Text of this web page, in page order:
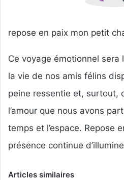
repose en paix mon petit
Ce voyage émotionnel sera
la vie de nos amis félins
peine ressentie et, surtout,
l’amour que nous avons
temps et l’espace. Repose
présence continue
Articles similaires